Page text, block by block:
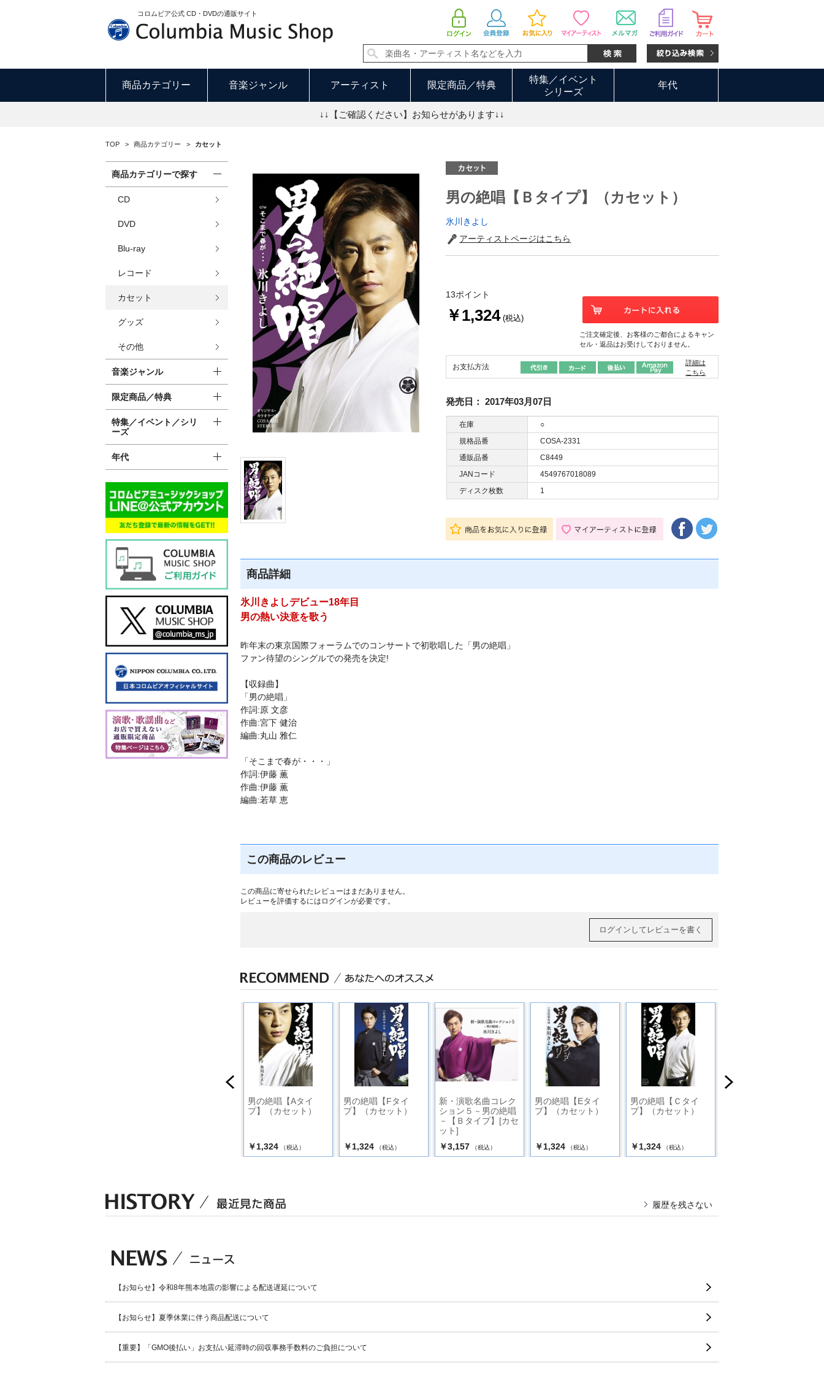
コロムビア公式 CD・DVDの通販サイト
商品カテゴリー 音楽ジャンル アーティスト 限定商品／特典
特集／イベント
シリーズ
年代
↓↓【ご確認ください】お知らせがあります↓↓
TOP > 商品カテゴリー > カセット
男の絶唱【Ｂタイプ】（カセット）
氷川きよし
アーティストページはこちら
13ポイント
￥1,324(税込)
ご注文確定後、お客様のご都合によるキャン
セル・返品はお受けしておりません。
お支払方法
詳細は
こちら
発売日： 2017年03月07日
在庫
○
規格品番
COSA-2331
通販品番
C8449
JANコード
4549767018089
ディスク枚数
1
商品詳細
氷川きよしデビュー18年目
男の熱い決意を歌う
昨年末の東京国際フォーラムでのコンサートで初歌唱した「男の絶唱」
ファン待望のシングルでの発売を決定!
【収録曲】
「男の絶唱」
作詞:原 文彦
作曲:宮下 健治
編曲:丸山 雅仁
「そこまで春が・・・」
作詞:伊藤 薫
作曲:伊藤 薫
編曲:若草 恵
この商品のレビュー
この商品に寄せられたレビューはまだありません。
レビューを評価するには ログインが必要です。
ログインしてレビューを書く
男の絶唱【Aタイ
プ】（カセット）
￥1,324 （税込）
男の絶唱【Fタイ
プ】（カセット）
￥1,324 （税込）
新・演歌名曲コレク
ション５－男の絶唱
－【Ｂタイプ】[カセ
ット]
￥3,157
（税込）
男の絶唱【Eタイ
プ】（カセット）
￥1,324 （税込）
男の絶唱【Ｃタイ
プ】（カセット）
￥1,324 （税込）
商品カテゴリーで探す
CD
DVD
Blu-ray
レコード
カセット
グッズ
その他
音楽ジャンル
限定商品／特典
特集／イベント／シリ
ーズ
年代
履歴を残さない
【お知らせ】令和8年熊本地震の影響による配送遅延について
【お知らせ】夏季休業に伴う商品配送について
【重要】「GMO後払い」お支払い延滞時の回収事務手数料のご負担について